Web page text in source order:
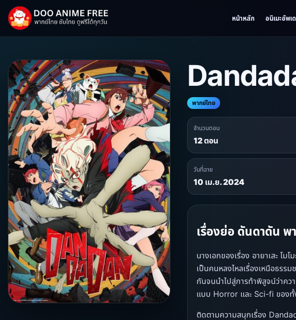
หน้าหลัก อนิเมะอัพเ
พากย์ไทย
จำนวนตอน
12 ตอน
วันที่ฉาย
10 เม.ย. 2024
เรื่องย่อ ดันดาดัน
นางเอกของเรื่อง อายาเสะ โ
เป็นคนหลงไหลเรื่องเหนือธรร
กันจนนำไปสู่การท้าพิสูจน์ว่าคว
แบบ Horror และ Sci-fi ของทั้
ติดตามความสนุกเรื่อง